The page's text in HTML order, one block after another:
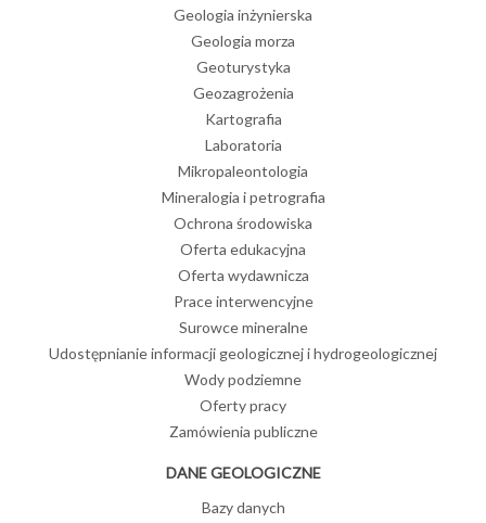
Geologia inżynierska
Geologia morza
Geoturystyka
Geozagrożenia
Kartografia
Laboratoria
Mikropaleontologia
Mineralogia i petrografia
Ochrona środowiska
Oferta edukacyjna
Oferta wydawnicza
Prace interwencyjne
Surowce mineralne
Udostępnianie informacji geologicznej i hydrogeologicznej
Wody podziemne
Oferty pracy
Zamówienia publiczne
DANE GEOLOGICZNE
Bazy danych